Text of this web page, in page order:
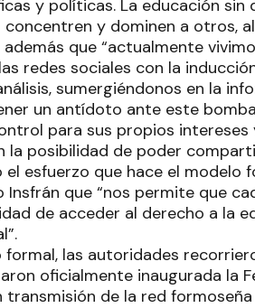
y políticas. La educación
y dominen a otros,
que “actualmente
redes sociales con la
sumergiéndonos en la
un antídoto ante este
para sus propios
la posibilidad de poder
el esfuerzo que hace el
Insfrán que “nos permite que
de acceder al derecho a la
formal, las autoridades
oficialmente inaugurada la
transmisión de la red